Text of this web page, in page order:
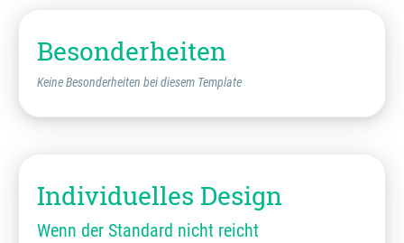
Besonderheiten
Keine Besonderheiten bei diesem Template
Individuelles Design
Wenn der Standard nicht reicht